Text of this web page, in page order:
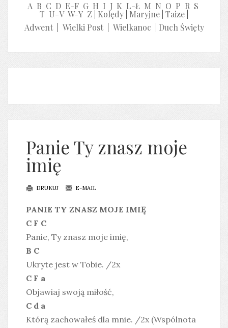
A B C D E-F G H I J K L-Ł M N O P R S
T U-V W-Y Z Kolędy Maryjne Taize
Adwent| Wielki Post| Wielkanoc Duch Święty
Panie Ty znasz moje
imię
DRUKUJ E-MAIL
PANIE TY ZNASZ MOJE IMIĘ
C F C
Panie, Ty znasz moje imię,
B C
Ukryte jest w Tobie. /2x
C F a
Objawiaj swoją miłość,
C d a
Którą zachowałeś dla mnie. /2x (Wspólnota